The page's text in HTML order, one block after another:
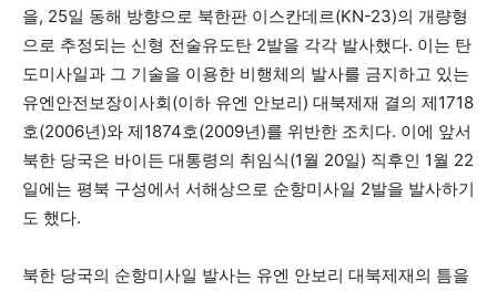
을, 25일 동해 방향으로 북한판 이스칸데르(KN-23)의 개량형
으로 추정되는 신형 전술유도탄 2발을 각각 발사했다. 이는 탄
도미사일과 그 기술을 이용한 비행체의 발사를 금지하고 있는
유엔안전보장이사회(이하 유엔 안보리) 대북제재 결의 제1718
호(2006년)와 제1874호(2009년)를 위반한 조치다. 이에 앞서
북한 당국은 바이든 대통령의 취임식(1월 20일) 직후인 1월 22
일에는 평북 구성에서 서해상으로 순항미사일 2발을 발사하기
도 했다.
북한 당국의 순항미사일 발사는 유엔 안보리 대북제재의 틈을